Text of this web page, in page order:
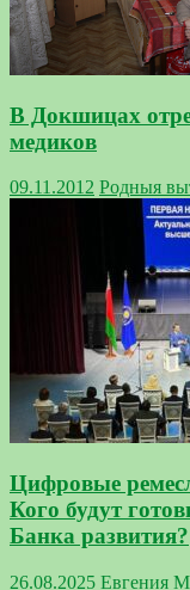
В Докшицах
медиков
09.11.2012 Родныя
Цифровые
Кого будут
Банка развития?
26.08.2025 Евгения